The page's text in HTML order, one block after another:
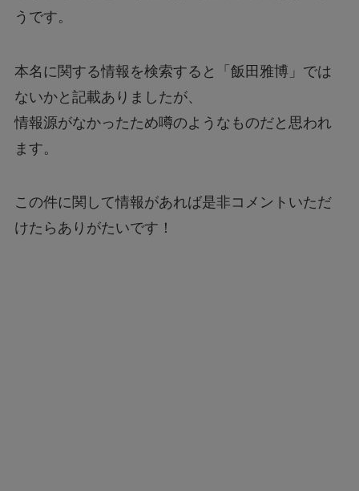
うです。
本名に関する情報を検索すると「飯田雅博」では
ないかと記載ありましたが、
情報源がなかったため噂のようなものだと思われ
ます。
この件に関して情報があれば是非コメントいただ
けたらありがたいです！